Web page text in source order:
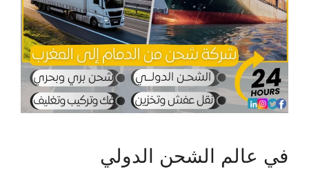
في عالم الشحن الدولي